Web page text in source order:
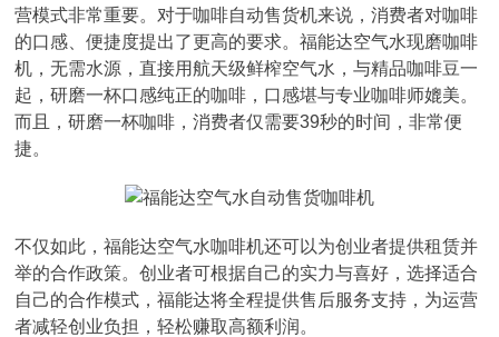
营模式非常重要。对于咖啡自动售货机来说，消费者对咖啡
的口感、便捷度提出了更高的要求。福能达空气水现磨咖啡
机，无需水源，直接用航天级鲜榨空气水，与精品咖啡豆一
起，研磨一杯口感纯正的咖啡，口感堪与专业咖啡师媲美。
而且，研磨一杯咖啡，消费者仅需要39秒的时间，非常便
捷。
不仅如此，福能达空气水咖啡机还可以为创业者提供租赁并
举的合作政策。创业者可根据自己的实力与喜好，选择适合
自己的合作模式，福能达将全程提供售后服务支持，为运营
者减轻创业负担，轻松赚取高额利润。